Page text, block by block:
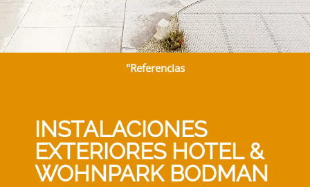
"Referencias
INSTALACIONES
EXTERIORES HOTEL &
WOHNPARK BODMAN